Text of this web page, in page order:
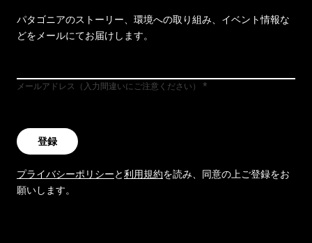
パタゴニアのストーリー、環境への取り組み、イベント情報な
どをメールにてお届けします。
メールアドレス（入力間違いにご注意ください）
登録
プライバシーポリシーと利用規約を読み、同意の上ご登録をお
願いします。